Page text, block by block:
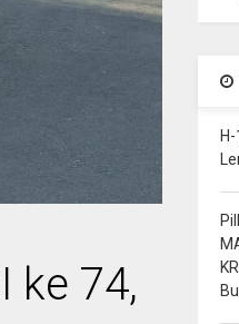
ke 74,